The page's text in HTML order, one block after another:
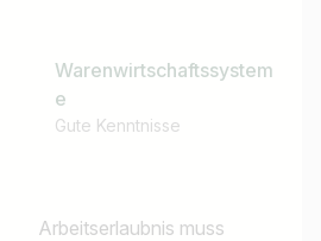
Warenwirtschaftssystem
e
Gute Kenntnisse
Arbeitserlaubnis muss